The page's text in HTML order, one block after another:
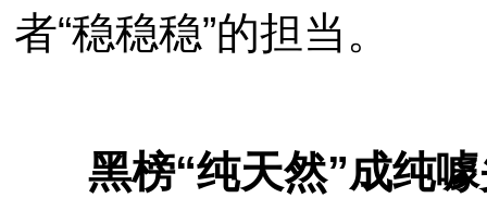
者“稳稳稳”的担当。
黑榜“纯天然”成纯